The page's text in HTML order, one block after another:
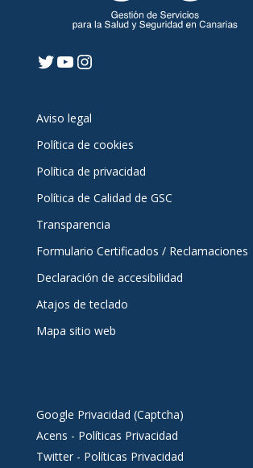
Twitter
YouTube
Instagram
Aviso legal
Política de cookies
Política de privacidad
Política de Calidad de GSC
Transparencia
Formulario Certificados / Reclamaciones
Declaración de accesibilidad
Atajos de teclado
Mapa sitio web
Google Privacidad (Captcha)
Acens - Políticas Privacidad
Twitter - Políticas Privacidad